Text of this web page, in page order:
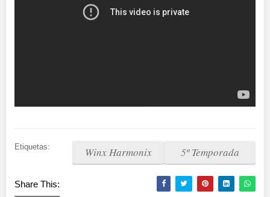
Etiquetas: 5º Temporada
Winx Harmonix
Share This: